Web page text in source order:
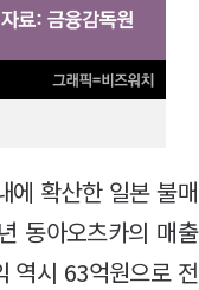
에 확산한 일본 불매
동아오츠카의 매출
역시 63억원으로 전